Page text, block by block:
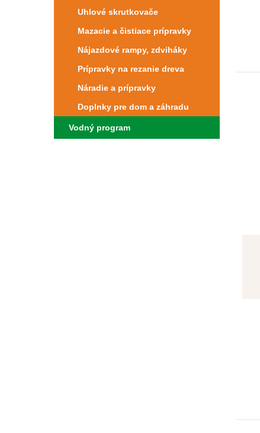
Uhlové skrutkovače
Mazacie a čistiace prípravky
Nájazdové rampy, zdviháky
Prípravky na rezanie dreva
Náradie a prípravky
Doplnky pre dom a záhradu
Vodný program